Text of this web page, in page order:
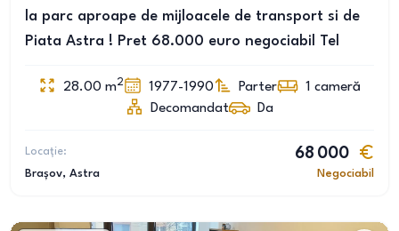
la parc aproape de mijloacele de transport si de
Piata Astra ! Pret 68.000 euro negociabil Tel
28.00 m2 1977-1990 Parter 1 cameră
Decomandat
Da
Locație:
Brașov, Astra
68 000
Negociabil